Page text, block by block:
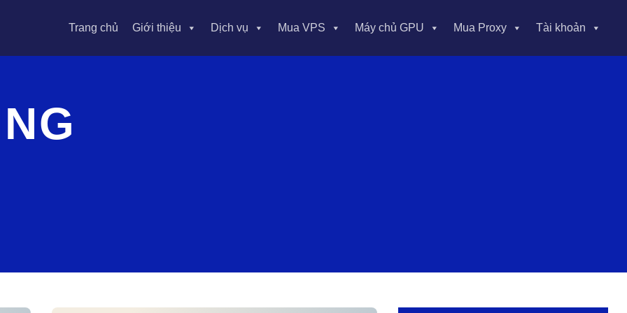
Trang chủ Giới thiệu Dịch vụ Mua VPS Máy chủ GPU Mua Proxy Tài khoản